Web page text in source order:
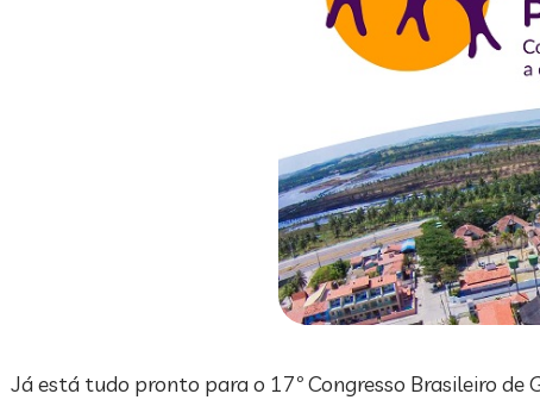
Já está tudo pronto para o 17º Congresso Brasileiro